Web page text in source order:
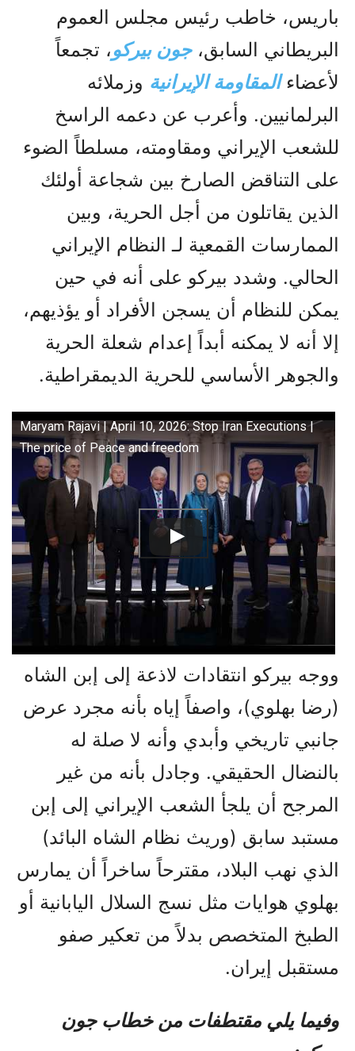
باريس، خاطب رئيس مجلس العموم
البريطاني السابق،جون بيركو، تجمعاً
لأعضاءالمقاومة الإيرانية وزملائه
البرلمانيين. وأعرب عن دعمه الراسخ
للشعب الإيراني ومقاومته، مسلطاً الضوء
على التناقض الصارخ بين شجاعة أولئك
الذين يقاتلون من أجل الحرية، وبين
الممارسات القمعية لـ النظام الإيراني
الحالي. وشدد بيركو على أنه في حين
يمكن للنظام أن يسجن الأفراد أو يؤذيهم،
إلا أنه لا يمكنه أبداً إعدام شعلة الحرية
والجوهر الأساسي للحرية الديمقراطية.
Maryam Rajavi | April 10, 2026: Stop Iran Executions |
The price of Peace and freedom
ووجه بيركو انتقادات لاذعة إلى إبن الشاه
(رضا بهلوي)، واصفاً إياه بأنه مجرد عرض
جانبي تاريخي وأبدي وأنه لا صلة له
بالنضال الحقيقي. وجادل بأنه من غير
المرجح أن يلجأ الشعب الإيراني إلى إبن
مستبد سابق (وريث نظام الشاه البائد)
الذي نهب البلاد، مقترحاً ساخراً أن يمارس
بهلوي هوايات مثل نسج السلال اليابانية أو
الطبخ المتخصص بدلاً من تعكير صفو
مستقبل إيران.
وفيما يلي مقتطفات من خطاب جون